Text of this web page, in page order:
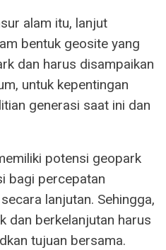
alam itu, lanjut
bentuk geosite yang
dan harus disampaikan
untuk kepentingan
generasi saat ini dan
potensi geopark
bagi percepatan
lanjutan. Sehingga,
dan berkelanjutan harus
tujuan bersama.